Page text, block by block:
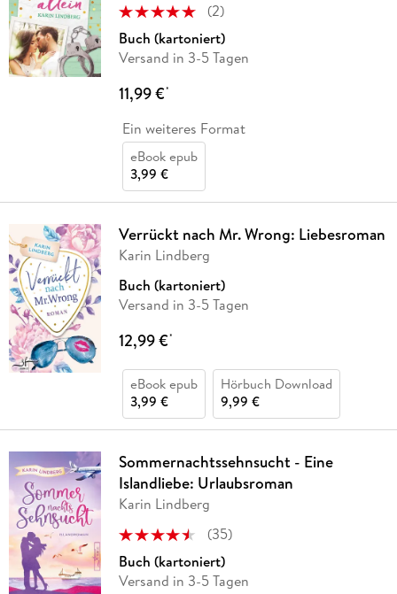
(2)
Buch (kartoniert)
Versand in 3-5 Tagen
11,99 €*
Ein weiteres Format
eBook epub
3,99 €
Verrückt nach Mr. Wrong: Liebesroman
Karin Lindberg
Buch (kartoniert)
Versand in 3-5 Tagen
12,99 €*
eBook epub
3,99 €
Hörbuch Download
9,99 €
Sommernachtssehnsucht - Eine
Islandliebe: Urlaubsroman
Karin Lindberg
(35)
Buch (kartoniert)
Versand in 3-5 Tagen